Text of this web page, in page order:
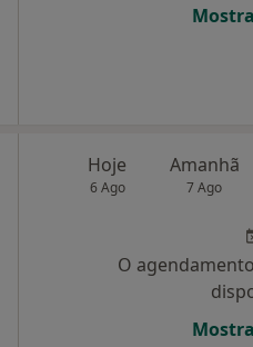
Hoje
6 Ago
Amanhã
7 Ago
O